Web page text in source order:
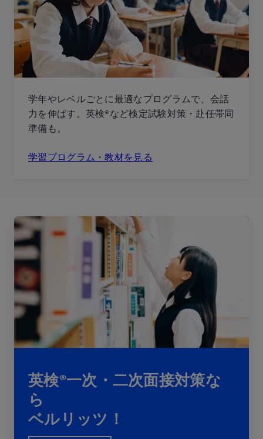
学年やレベルごとに最適なプログラムで、会話
力を伸ばす。英検®など検定試験対策・赴任帯同
準備も。
学習プログラム・教材を見る
英検®一次・二次面接対策な
ら
ベルリッツ！